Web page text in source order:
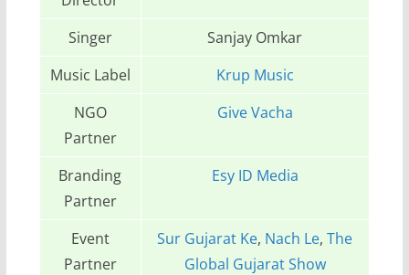
Singer
Sanjay Omkar
Music Label
Krup Music
NGO
Partner
Give Vacha
Branding
Partner
Esy ID Media
Event
Partner
Sur Gujarat Ke, Nach Le,The
Global Gujarat Show